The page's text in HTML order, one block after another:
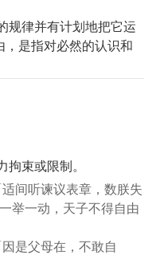
律并有计划地把它运
是指对必然的认识和
束或限制。
适间听谏议表章，数朕失
举一动，天子不得自由
因是父母在，不敢自